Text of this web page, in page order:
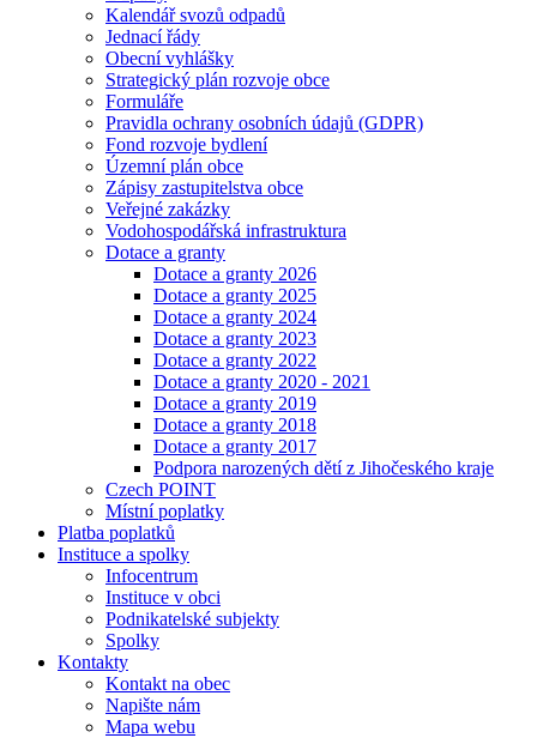
Kalendář svozů odpadů
Jednací řády
Obecní vyhlášky
Strategický plán rozvoje obce
Formuláře
Pravidla ochrany osobních údajů (GDPR)
Fond rozvoje bydlení
Územní plán obce
Zápisy zastupitelstva obce
Veřejné zakázky
Vodohospodářská infrastruktura
Dotace a granty
Dotace a granty 2026
Dotace a granty 2025
Dotace a granty 2024
Dotace a granty 2023
Dotace a granty 2022
Dotace a granty 2020 - 2021
Dotace a granty 2019
Dotace a granty 2018
Dotace a granty 2017
Podpora narozených dětí z Jihočeského kraje
Czech POINT
Místní poplatky
Platba poplatků
Instituce a spolky
Infocentrum
Instituce v obci
Podnikatelské subjekty
Spolky
Kontakty
Kontakt na obec
Napište nám
Mapa webu